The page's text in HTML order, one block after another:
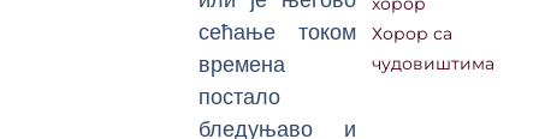
сећање током
времена
постало
бледуњаво и
хорор
Хорор са
чудовиштима